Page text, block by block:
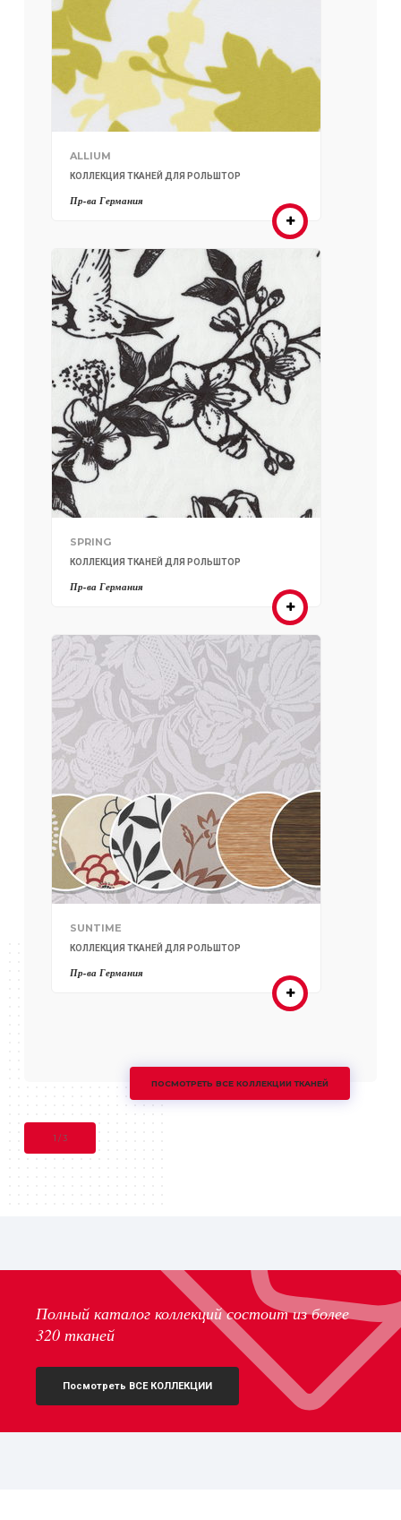
ALLIUM
КОЛЛЕКЦИЯ ТКАНЕЙ ДЛЯ РОЛЬШТОР
Пр-ва Германия
SPRING
КОЛЛЕКЦИЯ ТКАНЕЙ ДЛЯ РОЛЬШТОР
Пр-ва Германия
SUNTIME
КОЛЛЕКЦИЯ ТКАНЕЙ ДЛЯ РОЛЬШТОР
Пр-ва Германия
ПОСМОТРЕТЬ ВСЕ КОЛЛЕКЦИИ ТКАНЕЙ
1 /3
Полный каталог коллекций состоит из более
320 тканей
Посмотреть ВСЕ КОЛЛЕКЦИИ